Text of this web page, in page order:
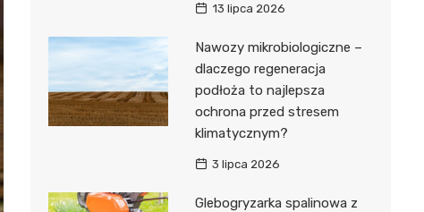
13 lipca 2026
Nawozy mikrobiologiczne –
dlaczego regeneracja
podłoża to najlepsza
ochrona przed stresem
klimatycznym?
3 lipca 2026
Glebogryzarka spalinowa z